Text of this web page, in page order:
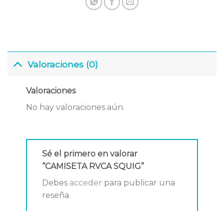
Valoraciones (0)
Valoraciones
No hay valoraciones aún.
Sé el primero en valorar
“CAMISETA RVCA SQUIG”
Debes acceder para publicar una
reseña.